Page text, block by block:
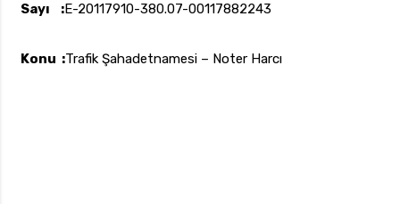
Sayı :E-20117910-380.07-00117882243
Konu :Trafik Şahadetnamesi – Noter Harcı